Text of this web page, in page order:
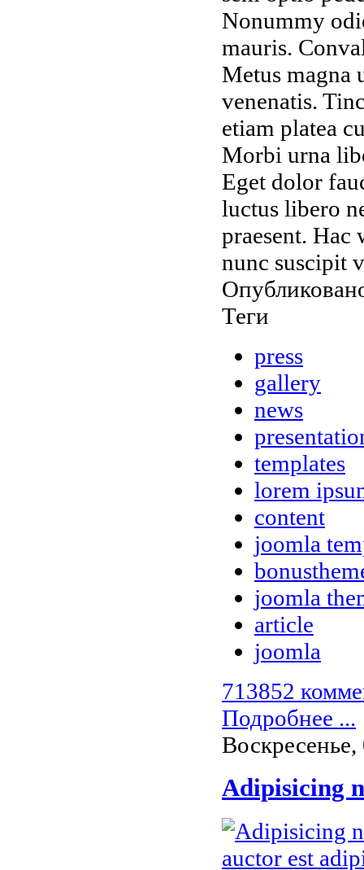
Nonummy
mauris.
Metus magna
venenatis.
etiam platea
Morbi urna
Eget dolor
luctus libero
praesent. Hac
nunc suscipit
Теги
press
gallery
news
templates
lorem
content
joomla
joomla
article
joomla
713852
Подробнее ...
Adipisicing